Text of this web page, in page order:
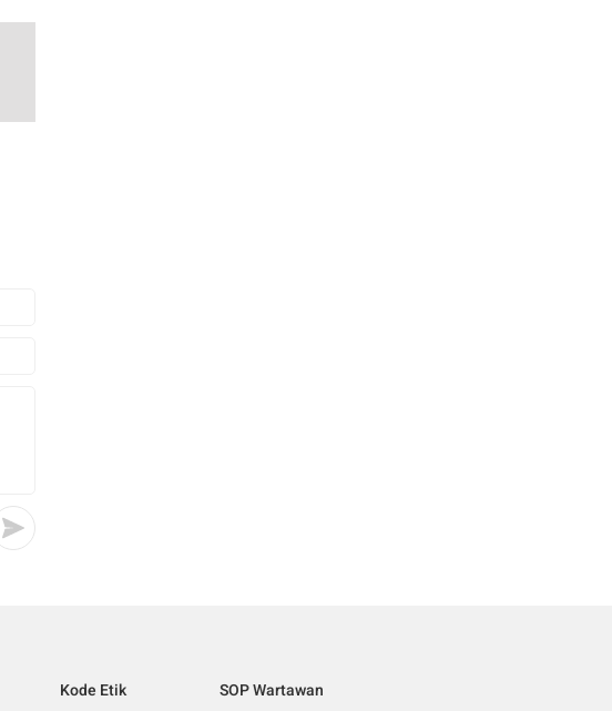
Kode Etik
SOP Wartawan